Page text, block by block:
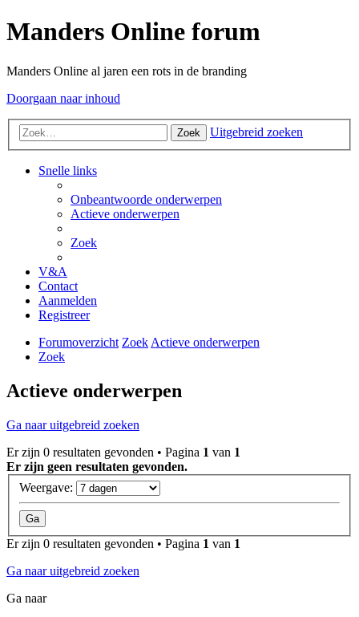
Manders Online forum
Manders Online al jaren een rots in de branding
Doorgaan naar inhoud
Zoek Uitgebreid zoeken
Snelle links
Onbeantwoorde onderwerpen
Actieve onderwerpen
Zoek
V&A
Contact
Aanmelden
Registreer
Forumoverzicht ZoekActieve onderwerpen
Zoek
Actieve onderwerpen
Ga naar uitgebreid zoeken
Er zijn 0 resultaten gevonden • Pagina 1 van 1
Er zijn geen resultaten gevonden.
Weergave:
Er zijn 0 resultaten gevonden • Pagina 1 van 1
Ga naar uitgebreid zoeken
Ga naar